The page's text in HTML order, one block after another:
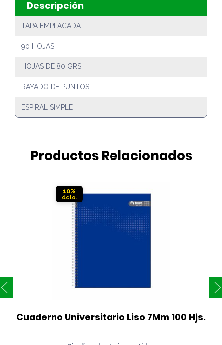
Descripción
TAPA EMPLACADA
90 HOJAS
HOJAS DE 80 GRS
RAYADO DE PUNTOS
ESPIRAL SIMPLE
Productos Relacionados
10%
Cuaderno Universitario Liso 7Mm 100 Hjs.